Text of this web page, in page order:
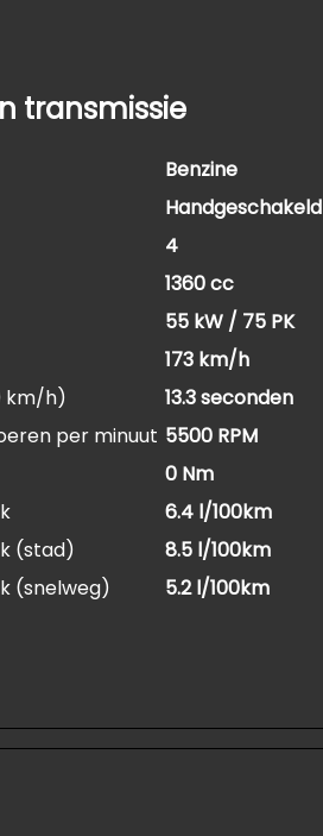
transmissie
Benzine
Handgeschakeld
4
1360 cc
55 kW / 75 PK
173 km/h
km/h)
13.3 seconden
per minuut 5500 RPM
0 Nm
6.4 l/100km
(stad)
8.5 l/100km
(snelweg)
5.2 l/100km